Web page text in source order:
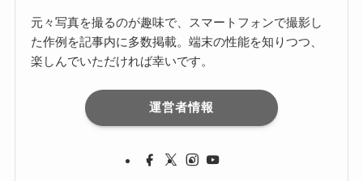
元々写真を撮るのが趣味で、スマートフォンで撮影し
た作例を記事内に多数掲載。端末の性能を知りつつ、
楽しんでいただければ幸いです。
運営者情報